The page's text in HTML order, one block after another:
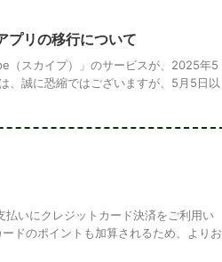
プリの移行について
（スカイプ）」のサービスが、2025年5
、誠に恐縮ではございますが、5月5日以
いにクレジットカード決済をご利用い
ドのポイントも加算されるため、よりお